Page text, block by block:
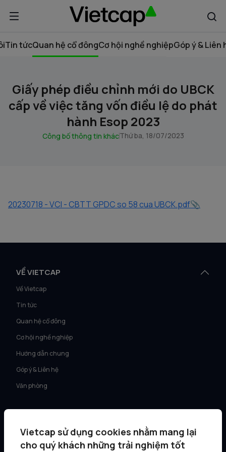
Tin tứcQuan hệ cổ đôngCơ hội nghề nghiệpGóp ý & Liên
Giấy phép điều chỉnh mới do UBCK
cấp về việc tăng vốn điều lệ do phát
hành Esop 2023
Công bố thông tin khácThứ ba, 18/07/2023
20230718 - VCI - CBTT GPDC so 58 cua UBCK.pdf
VỀ VIETCAP
Về Vietcap
Tin tức
Quan hệ cổ đông
Cơ hội nghề nghiệp
Hướng dẫn chung
Góp ý & Liên hệ
Văn phòng
DỊCH VỤ
Tư vấn KH Cá nhân
Môi giới KH tổ chức
Vietcap sử dụng cookies nhằm mang lại
cho quý khách những trải nghiệm tốt